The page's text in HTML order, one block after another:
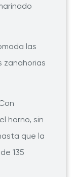
las
zanahorias
horno, sin
que la
135